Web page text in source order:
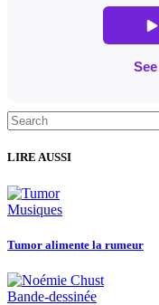
Search
for:
LIRE AUSSI
Musiques
Tumor alimente la rumeur
Bande-dessinée